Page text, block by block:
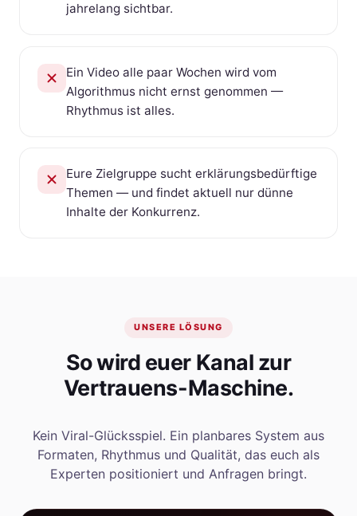
jahrelang sichtbar.
Ein Video alle paar Wochen wird vom
Algorithmus nicht ernst genommen —
Rhythmus ist alles.
Eure Zielgruppe sucht erklärungsbedürftige
Themen — und findet aktuell nur dünne
Inhalte der Konkurrenz.
UNSERE LÖSUNG
So wird euer Kanal zur
Vertrauens-Maschine.
Kein Viral-Glücksspiel. Ein planbares System aus
Formaten, Rhythmus und Qualität, das euch als
Experten positioniert und Anfragen bringt.